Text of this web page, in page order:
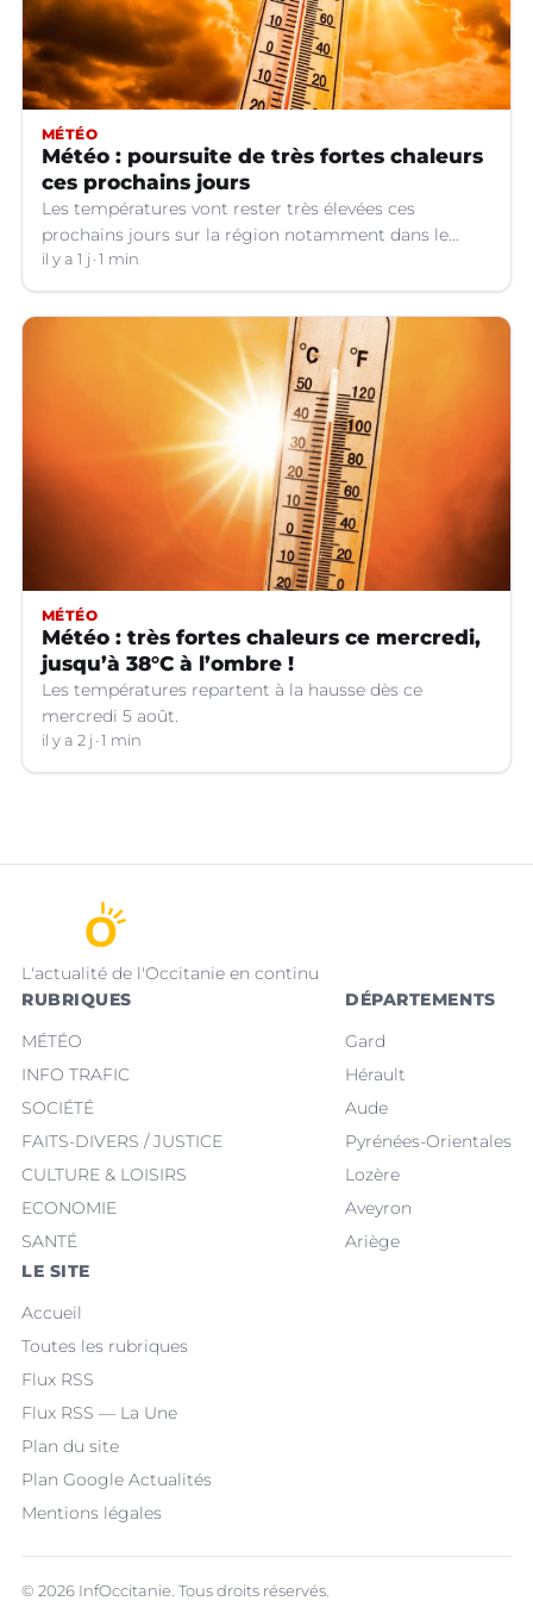
MÉTÉO
Météo : poursuite de très fortes chaleurs
ces prochains jours
Les températures vont rester très élevées ces
prochains jours sur la région notamment dans le
Languedoc.
il y a 1 j 1 min
MÉTÉO
Météo : très fortes chaleurs ce mercredi,
jusqu’à 38°C à l’ombre !
Les températures repartent à la hausse dès ce
mercredi 5 août.
il y a 2 j 1 min
L'actualité de l'Occitanie en continu
RUBRIQUES
MÉTÉO
INFO TRAFIC
SOCIÉTÉ
FAITS-DIVERS / JUSTICE
CULTURE & LOISIRS
ECONOMIE
SANTÉ
DÉPARTEMENTS
Gard
Hérault
Aude
Pyrénées-Orientales
Lozère
Aveyron
Ariège
LE SITE
Accueil
Toutes les rubriques
Flux RSS
Flux RSS — La Une
Plan du site
Plan Google Actualités
Mentions légales
© 2026 InfOccitanie. Tous droits réservés.